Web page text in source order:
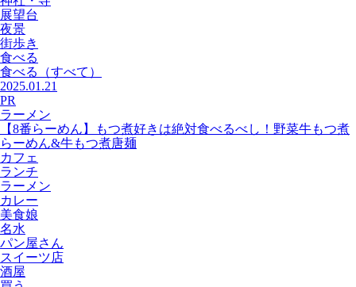
展望台
夜景
街歩き
食べる
食べる
（すべて）
2025.01.21
PR
ラーメン
【8番らーめん】もつ煮好きは絶対食べるべし！野菜牛もつ煮
らーめん&牛もつ煮唐麺
カフェ
ランチ
ラーメン
カレー
美食娘
名水
パン屋さん
スイーツ店
酒屋